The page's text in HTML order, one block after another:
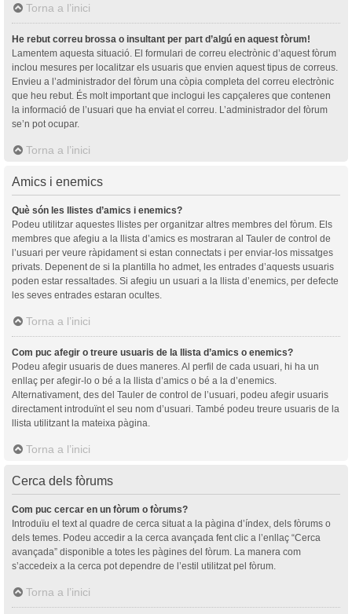
Torna a l’inici
He rebut correu brossa o insultant per part d’algú en aquest fòrum!
Lamentem aquesta situació. El formulari de correu electrònic d’aquest fòrum
inclou mesures per localitzar els usuaris que envien aquest tipus de correus.
Envieu a l’administrador del fòrum una còpia completa del correu electrònic
que heu rebut. És molt important que inclogui les capçaleres que contenen
la informació de l’usuari que ha enviat el correu. L’administrador del fòrum
se’n pot ocupar.
Torna a l’inici
Amics i enemics
Què són les llistes d’amics i enemics?
Podeu utilitzar aquestes llistes per organitzar altres membres del fòrum. Els
membres que afegiu a la llista d’amics es mostraran al Tauler de control de
l’usuari per veure ràpidament si estan connectats i per enviar-los missatges
privats. Depenent de si la plantilla ho admet, les entrades d’aquests usuaris
poden estar ressaltades. Si afegiu un usuari a la llista d’enemics, per defecte
les seves entrades estaran ocultes.
Torna a l’inici
Com puc afegir o treure usuaris de la llista d’amics o enemics?
Podeu afegir usuaris de dues maneres. Al perfil de cada usuari, hi ha un
enllaç per afegir-lo o bé a la llista d’amics o bé a la d’enemics.
Alternativament, des del Tauler de control de l’usuari, podeu afegir usuaris
directament introduïnt el seu nom d’usuari. També podeu treure usuaris de la
llista utilitzant la mateixa pàgina.
Torna a l’inici
Cerca dels fòrums
Com puc cercar en un fòrum o fòrums?
Introduïu el text al quadre de cerca situat a la pàgina d’índex, dels fòrums o
dels temes. Podeu accedir a la cerca avançada fent clic a l’enllaç “Cerca
avançada” disponible a totes les pàgines del fòrum. La manera com
s’accedeix a la cerca pot dependre de l’estil utilitzat pel fòrum.
Torna a l’inici